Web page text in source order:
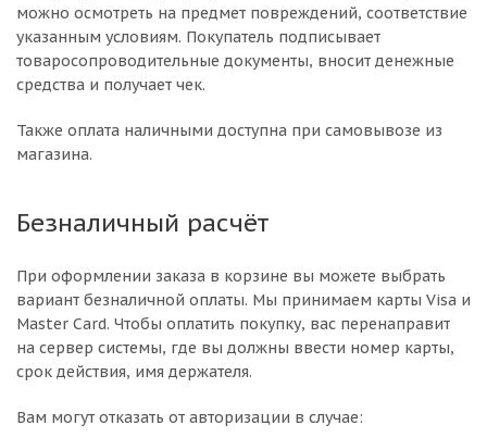
можно осмотреть на предмет повреждений, соответствие
указанным условиям. Покупатель подписывает
товаросопроводительные документы, вносит денежные
средства и получает чек.
Также оплата наличными доступна при самовывозе из
магазина.
Безналичный расчёт
При оформлении заказа в корзине вы можете выбрать
вариант безналичной оплаты. Мы принимаем карты Visa и
Master Card. Чтобы оплатить покупку, вас перенаправит
на сервер системы, где вы должны ввести номер карты,
срок действия, имя держателя.
Вам могут отказать от авторизации в случае: